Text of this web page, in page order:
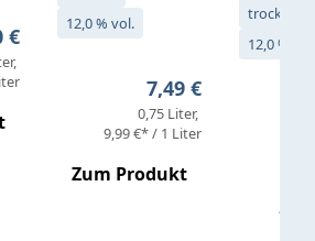
Preis:
€
12,0 % vol.
Regulärer Preis:
7,49 €
0,75 Liter
9,99 €* / 1 Liter
Zum Produkt
trocken
12,0 % vol.